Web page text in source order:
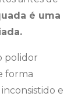
é uma
polidor
forma
e